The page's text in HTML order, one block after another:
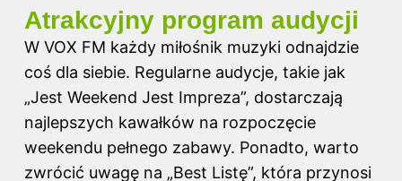
Atrakcyjny program audycji
W VOX FM każdy miłośnik muzyki odnajdzie
coś dla siebie. Regularne audycje, takie jak
„Jest Weekend Jest Impreza”, dostarczają
najlepszych kawałków na rozpoczęcie
weekendu pełnego zabawy. Ponadto, warto
zwrócić uwagę na „Best Listę”, która przynosi